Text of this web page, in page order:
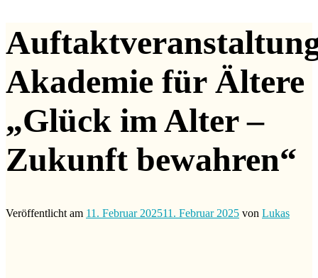
Akademie für Ältere
„Glück im Alter –
Zukunft bewahren“
Veröffentlicht am 11. Februar 202511. Februar 2025 von Lukas